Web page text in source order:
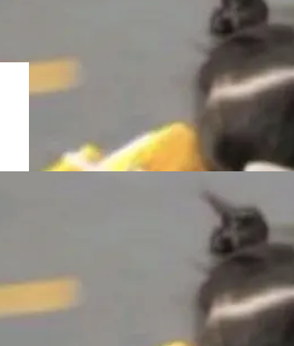
处理状态。 Groki
由人工智能生成内
传统众包百科网站
调查发现，无论
均未出现近期更
的 Bean、写 R
、
LocaleChangeInt
到第一行翻译文
i18n 模块围绕三
强 Iceberg：
INTO 与 Iceb
，正是缺失的那一
，Doris 进一步支
V3 格式。
心开幕。本届大会
创新联盟主办，以